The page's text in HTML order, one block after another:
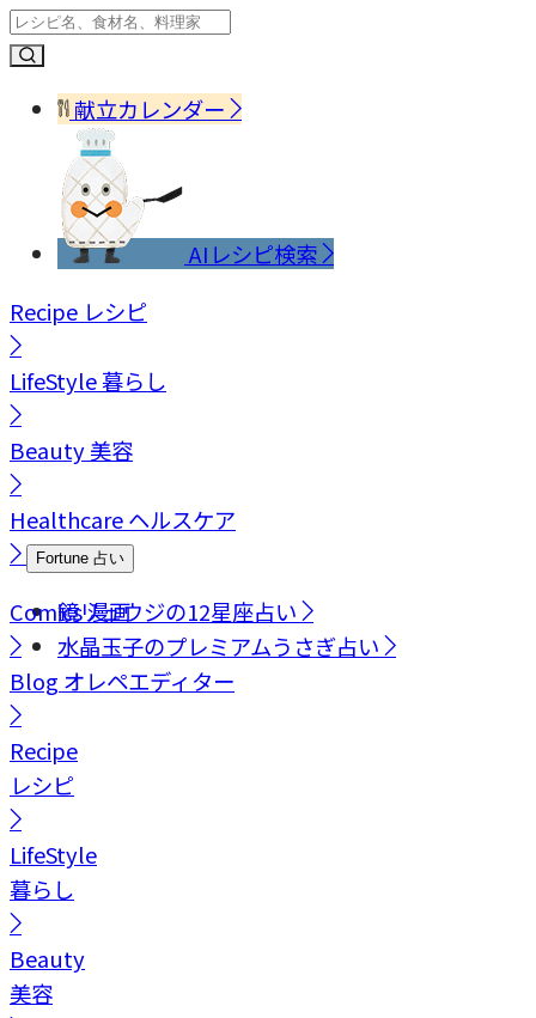
献立カレンダー
AIレシピ検索
Recipe レシピ
LifeStyle暮らし
Beauty美容
Healthcareヘルスケア
Fortune 占い
鏡リュウジの12星座占い
水晶玉子のプレミアムうさぎ占い
Comics漫画
Blog オレペエディター
Recipe
レシピ
LifeStyle
暮らし
Beauty
美容